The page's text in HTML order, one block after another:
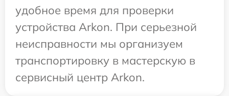
удобное время для проверки
устройства Arkon. При серьезной
неисправности мы организуем
транспортировку в мастерскую в
сервисный центр Arkon.